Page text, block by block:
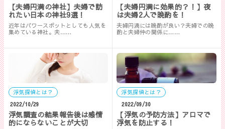
【夫婦円満の神社】夫婦で訪
れたい日本の神社9選！
近年はパワースポットとしても人気を
集めている神社。夫……
【夫婦円満に効果的？！】夜
は夫婦2人で晩酌を！
夫婦円満には晩酌が良い？夫婦での晩
酌と夫婦仲の関係に……
浮気探偵とは？
2022/10/29
浮気調査の結果報告後は感情
的にならないことが大切
浮気探偵とは？
2022/09/30
【浮気の予防方法】アロマで
浮気を防止する！